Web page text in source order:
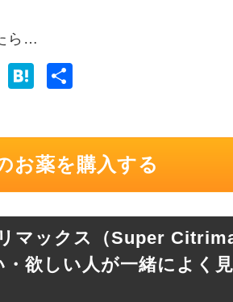
ら…
o
k
H
n
a
お薬を購入する
マックス（Super
欲しい人が一緒によく見